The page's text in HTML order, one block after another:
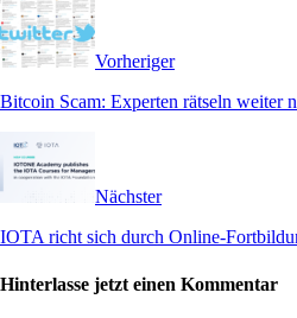
Vorheriger
Bitcoin Scam: Experten rätseln weiter
Nächster
IOTA richt sich durch Online-
Hinterlasse jetzt einen Kommentar